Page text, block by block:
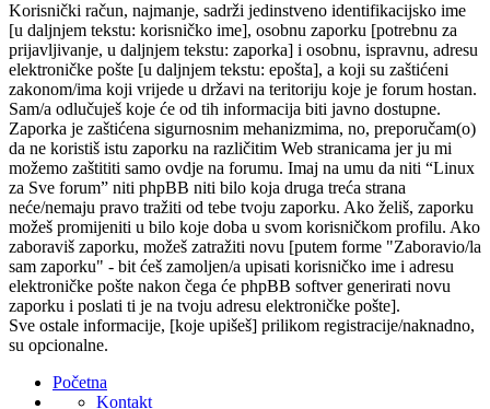
Korisnički račun, najmanje, sadrži jedinstveno identifikacijsko ime
[u daljnjem tekstu: korisničko ime], osobnu zaporku [potrebnu za
prijavljivanje, u daljnjem tekstu: zaporka] i osobnu, ispravnu, adresu
elektroničke pošte [u daljnjem tekstu: epošta], a koji su zaštićeni
zakonom/ima koji vrijede u državi na teritoriju koje je forum hostan.
Sam/a odlučuješ koje će od tih informacija biti javno dostupne.
Zaporka je zaštićena sigurnosnim mehanizmima, no, preporučam(o)
da ne koristiš istu zaporku na različitim Web stranicama jer ju mi
možemo zaštititi samo ovdje na forumu. Imaj na umu da niti “Linux
za Sve forum” niti phpBB niti bilo koja druga treća strana
neće/nemaju pravo tražiti od tebe tvoju zaporku. Ako želiš, zaporku
možeš promijeniti u bilo koje doba u svom korisničkom profilu. Ako
zaboraviš zaporku, možeš zatražiti novu [putem forme "Zaboravio/la
sam zaporku" - bit ćeš zamoljen/a upisati korisničko ime i adresu
elektroničke pošte nakon čega će phpBB softver generirati novu
zaporku i poslati ti je na tvoju adresu elektroničke pošte].
Sve ostale informacije, [koje upišeš] prilikom registracije/naknadno,
su opcionalne.
Početna
Kontakt